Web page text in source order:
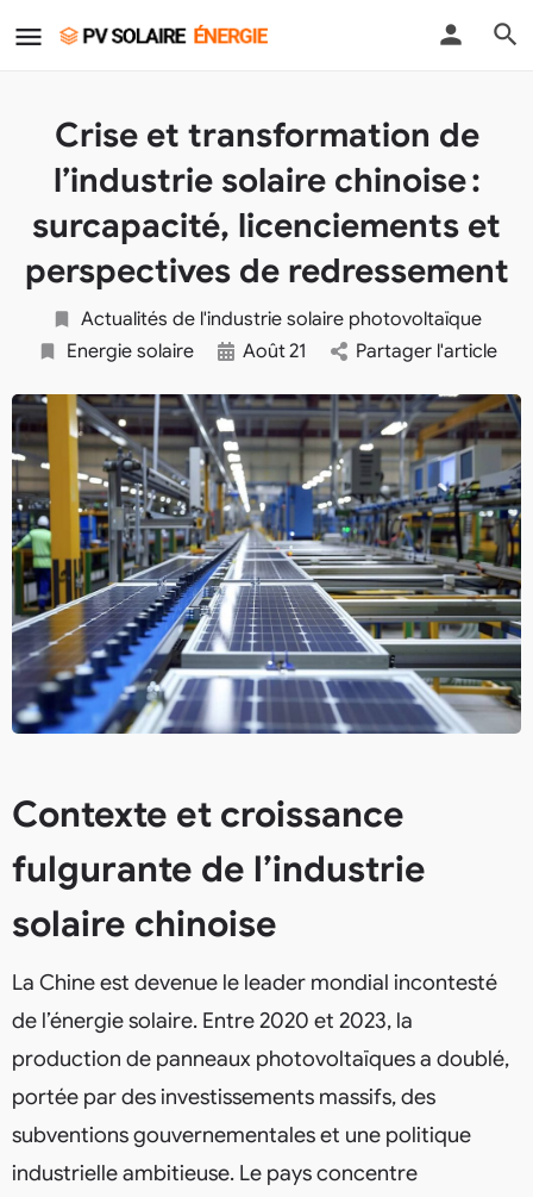
Crise et transformation de
l’industrie solaire chinoise :
surcapacité, licenciements et
perspectives de redressement
Actualités de l'industrie solaire photovoltaïque
Energie solaire
Août21 Partager l'article
Contexte et croissance
fulgurante de l’industrie
solaire chinoise
La Chine est devenue le leader mondial incontesté
de l’énergie solaire. Entre 2020 et 2023, la
production de panneaux photovoltaïques a doublé,
portée par des investissements massifs, des
subventions gouvernementales et une politique
industrielle ambitieuse. Le pays concentre